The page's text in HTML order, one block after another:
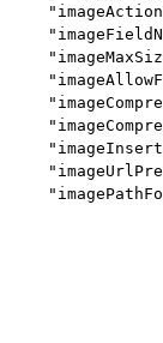
/*
/* {rand:6}
/*
/*
/* {yy}
/*